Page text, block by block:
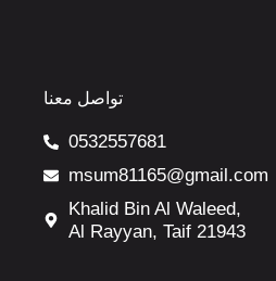
تواصل معنا
0532557681
msum81165@gmail.com
Khalid Bin Al Waleed,
Al Rayyan, Taif 21943